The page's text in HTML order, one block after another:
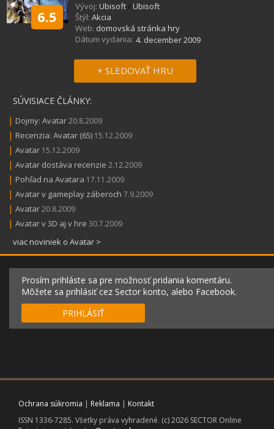
6.5
Vývoj: Ubisoft/ Ubisoft
Štýl: Akcia
Web: domovská stránka hry
Dátum vydania: 4. december 2009
+ SLEDOVAŤ HRU
SÚVISIACE ČLÁNKY:
| Dojmy: Avatar20.8.2009
| Recenzia: Avatar (65) 15.12.2009
| Avatar 15.12.2009
| Avatar dostáva recenzie 2.12.2009
| Pohľad na Avatara 17.11.2009
| Avatar v gameplay záberoch 7.9.2009
| Avatar20.8.2009
| Avatar v 3D aj v hre 30.7.2009
viac noviniek o Avatar >
Prosím prihláste sa pre možnosť pridania komentáru.
Môžete sa prihlásiť cez Sector konto, alebo Facebook.
PRIHLÁSIŤ
Ochrana súkromia | Reklama | Kontakt
ISSN 1336-7285. Všetky práva vyhradené. (c) 2026 SECTOR Online